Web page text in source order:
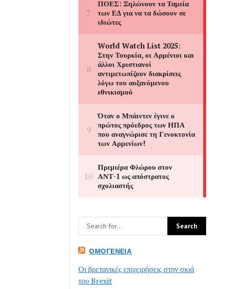
ΟΜΟΓΈΝΕΙΑ
Οι βρετανικές επιχειρήσεις στην σκιά
του Brexit